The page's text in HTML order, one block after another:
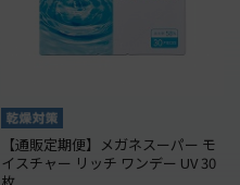
【通販定期便】メガネスーパー モ
イスチャー リッチ ワンデー UV 30
枚